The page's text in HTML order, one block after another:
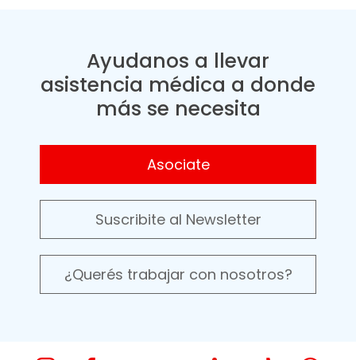
Ayudanos a llevar
asistencia médica a donde
más se necesita
Asociate
Suscribite al Newsletter
¿Querés trabajar con nosotros?